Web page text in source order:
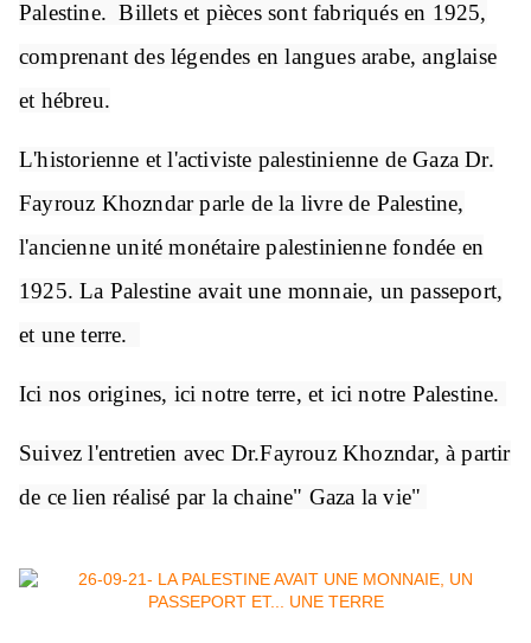
Palestine. Billets et pièces sont fabriqués en 1925,
comprenant des légendes en langues arabe, anglaise
et hébreu.
L'historienne et l'activiste palestinienne de Gaza Dr.
Fayrouz Khozndar parle de la livre de Palestine,
l'ancienne unité monétaire palestinienne fondée en
1925. La Palestine avait une monnaie, un passeport,
et une terre.
Ici nos origines, ici notre terre, et ici notre Palestine.
Suivez l'entretien avec Dr.Fayrouz Khozndar, à partir
de ce lien réalisé par la chaine" Gaza la vie"